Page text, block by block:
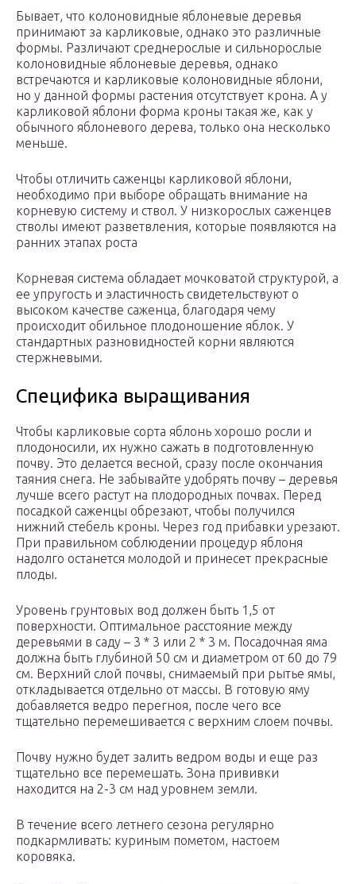
Бывает, что колоновидные яблоневые деревья
принимают за карликовые, однако это различные
формы. Различают среднерослые и сильнорослые
колоновидные яблоневые деревья, однако
встречаются и карликовые колоновидные яблони,
но у данной формы растения отсутствует крона. А у
карликовой яблони форма кроны такая же, как у
обычного яблоневого дерева, только она несколько
меньше.
Чтобы отличить саженцы карликовой яблони,
необходимо при выборе обращать внимание на
корневую систему и ствол. У низкорослых саженцев
стволы имеют разветвления, которые появляются на
ранних этапах роста
Корневая система обладает мочковатой структурой, а
ее упругость и эластичность свидетельствуют о
высоком качестве саженца, благодаря чему
происходит обильное плодоношение яблок. У
стандартных разновидностей корни являются
стержневыми.
Специфика выращивания
Чтобы карликовые сорта яблонь хорошо росли и
плодоносили, их нужно сажать в подготовленную
почву. Это делается весной, сразу после окончания
таяния снега. Не забывайте удобрять почву – деревья
лучше всего растут на плодородных почвах. Перед
посадкой саженцы обрезают, чтобы получился
нижний стебель кроны. Через год прибавки урезают.
При правильном соблюдении процедур яблоня
надолго останется молодой и принесет прекрасные
плоды.
Уровень грунтовых вод должен быть 1,5 от
поверхности. Оптимальное расстояние между
деревьями в саду – 3 * 3 или 2 * 3 м. Посадочная яма
должна быть глубиной 50 см и диаметром от 60 до 79
см. Верхний слой почвы, снимаемый при рытье ямы,
откладывается отдельно от массы. В готовую яму
добавляется ведро перегноя, после чего все
тщательно перемешивается с верхним слоем почвы.
Почву нужно будет залить ведром воды и еще раз
тщательно все перемешать. Зона прививки
находится на 2-3 см над уровнем земли.
В течение всего летнего сезона регулярно
подкармливать: куриным пометом, настоем
коровяка.